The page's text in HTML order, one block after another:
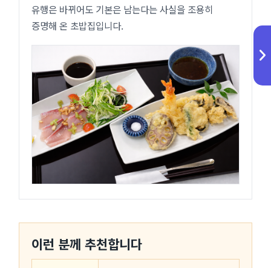
유행은 바뀌어도 기본은 남는다는 사실을 조용히
증명해 온 초밥집입니다.
이런 분께 추천합니다